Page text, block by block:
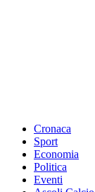
Cronaca
Sport
Economia
Politica
Eventi